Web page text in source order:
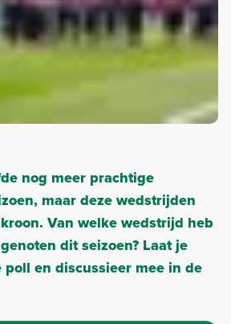
nog meer prachtige
maar deze wedstrijden
Van welke wedstrijd heb
dit seizoen? Laat je
en discussieer mee in de